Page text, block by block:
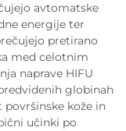
avtomatske
energije ter
pretirano
med celotnim
naprave HIFU
globinah
kože in
učinki po